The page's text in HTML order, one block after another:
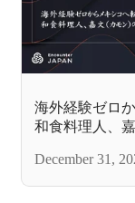
海外経験ゼロ
和食料理人、
December 31,